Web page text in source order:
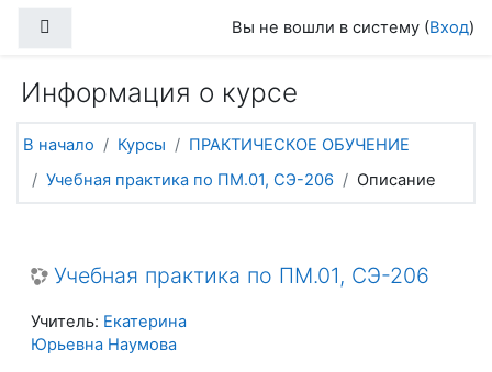
Вы не вошли в систему (Вход)
Информация о курсе
В начало Курсы
ПРАКТИЧЕСКОЕ ОБУЧЕНИЕ
Учебная практика по ПМ.01, СЭ-206
Описание
Учебная практика по ПМ.01, СЭ-206
Учитель: Екатерина
Юрьевна Наумова